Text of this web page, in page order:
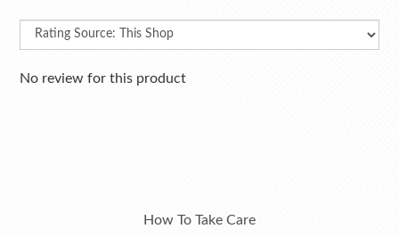
No review for this product
How To Take Care